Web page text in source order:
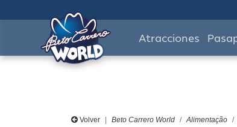
Atracciones
Volver Beto Carrero World Alimentação